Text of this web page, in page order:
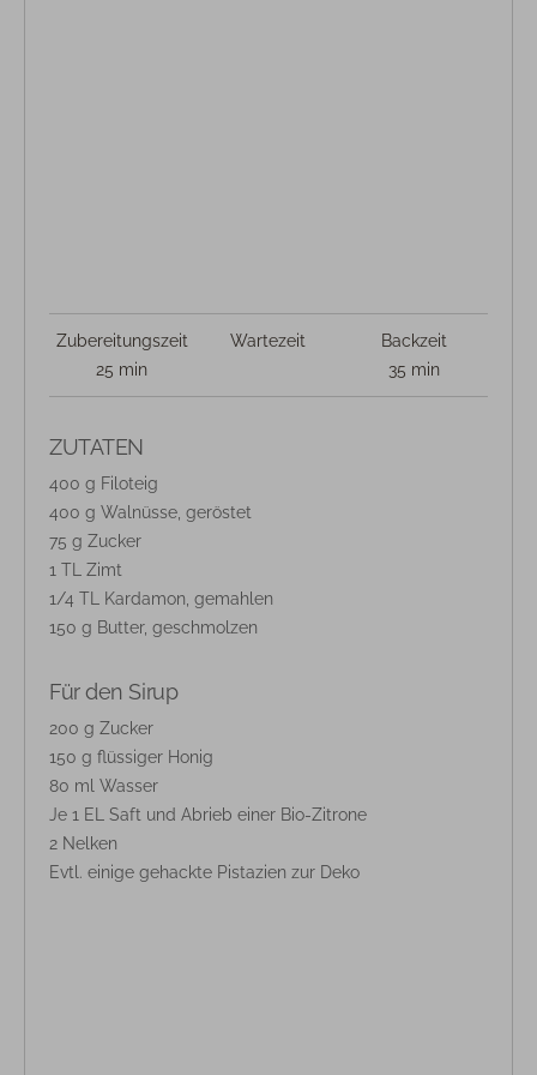
Zubereitungszeit
25 min
Wartezeit
Backzeit
35 min
ZUTATEN
400 g Filoteig
400 g Walnüsse, geröstet
75 g Zucker
1 TL Zimt
1/4 TL Kardamon, gemahlen
150 g Butter, geschmolzen
Für den Sirup
200 g Zucker
150 g flüssiger Honig
80 ml Wasser
Je 1 EL Saft und Abrieb einer Bio-Zitrone
2 Nelken
Evtl. einige gehackte Pistazien zur Deko